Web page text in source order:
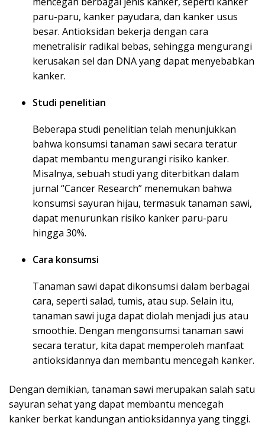
paru-paru, kanker payudara, dan kanker usus
besar. Antioksidan bekerja dengan cara
menetralisir radikal bebas, sehingga mengurangi
kerusakan sel dan DNA yang dapat menyebabkan
kanker.
Studi penelitian
Beberapa studi penelitian telah menunjukkan
bahwa konsumsi tanaman sawi secara teratur
dapat membantu mengurangi risiko kanker.
Misalnya, sebuah studi yang diterbitkan dalam
jurnal “Cancer Research” menemukan bahwa
konsumsi sayuran hijau, termasuk tanaman sawi,
dapat menurunkan risiko kanker paru-paru
hingga 30%.
Cara konsumsi
Tanaman sawi dapat dikonsumsi dalam berbagai
cara, seperti salad, tumis, atau sup. Selain itu,
tanaman sawi juga dapat diolah menjadi jus atau
smoothie. Dengan mengonsumsi tanaman sawi
secara teratur, kita dapat memperoleh manfaat
antioksidannya dan membantu mencegah kanker.
Dengan demikian, tanaman sawi merupakan salah satu
sayuran sehat yang dapat membantu mencegah
kanker berkat kandungan antioksidannya yang tinggi.